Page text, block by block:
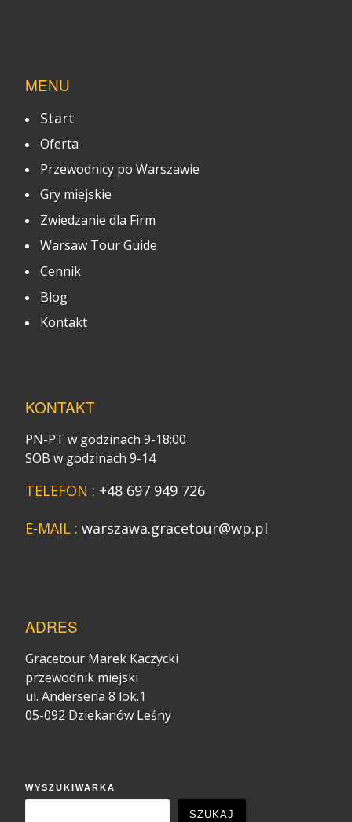
MENU
Start
Oferta
Przewodnicy po Warszawie
Gry miejskie
Zwiedzanie dla Firm
Warsaw Tour Guide
Cennik
Blog
Kontakt
KONTAKT
PN-PT w godzinach 9-18:00
SOB w godzinach 9-14
TELEFON : +48 697 949 726
E-MAIL : warszawa.gracetour@wp.pl
ADRES
Gracetour Marek Kaczycki
przewodnik miejski
ul. Andersena 8 lok.1
05-092 Dziekanów Leśny
WYSZUKIWARKA
SZUKAJ